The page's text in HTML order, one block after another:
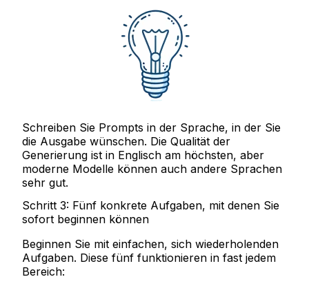
Schreiben Sie Prompts in der Sprache, in der Sie
die Ausgabe wünschen. Die Qualität der
Generierung ist in Englisch am höchsten, aber
moderne Modelle können auch andere Sprachen
sehr gut.
Schritt 3: Fünf konkrete Aufgaben, mit denen Sie
sofort beginnen können
Beginnen Sie mit einfachen, sich wiederholenden
Aufgaben. Diese fünf funktionieren in fast jedem
Bereich: